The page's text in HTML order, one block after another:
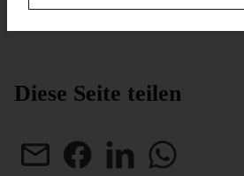
Diese Seite teilen